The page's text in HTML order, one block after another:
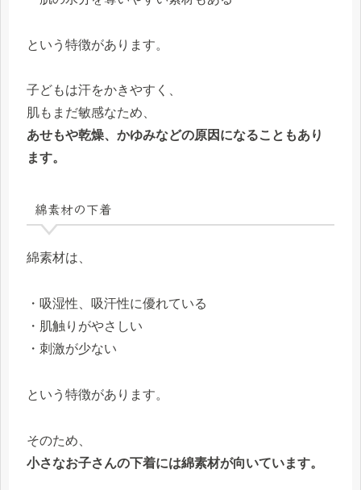
という特徴があります。
子どもは汗をかきやすく、
肌もまだ敏感なため、
あせもや乾燥、かゆみなどの原因になることもあり
ます。
綿素材の下着
綿素材は、
・吸湿性、吸汗性に優れている
・肌触りがやさしい
・刺激が少ない
という特徴があります。
そのため、
小さなお子さんの下着には綿素材が向いています。